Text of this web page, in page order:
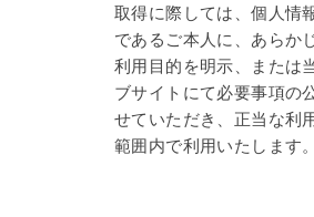
取得に際しては、個人情
であるご本人に、あらか
利用目的を明示、または
ブサイトにて必要事項の
せていただき、正当な利
範囲内で利用いたします。